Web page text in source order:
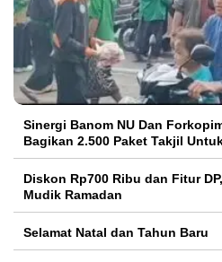
Sinergi Banom NU Dan
Bagikan 2.500 Paket Takjil
Diskon Rp700 Ribu dan Fitur
Mudik Ramadan
Selamat Natal dan Tahun Baru